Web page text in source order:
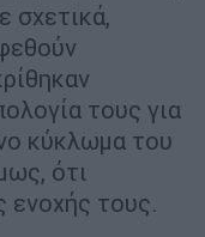
σχετικά,
τους για
κύκλωμα του
ότι
ενοχής τους.